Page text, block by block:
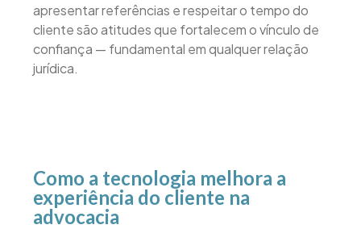
apresentar referências e respeitar o tempo do
cliente são atitudes que fortalecem o vínculo de
confiança — fundamental em qualquer relação
jurídica.
Como a tecnologia melhora a
experiência do cliente na
advocacia